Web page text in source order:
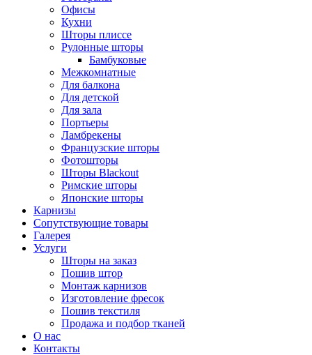
Офисы
Кухни
Шторы плиссе
Рулонные шторы
Бамбуковые
Межкомнатные
Для балкона
Для детской
Для зала
Портьеры
Ламбрекены
Французские шторы
Фотошторы
Шторы Blackout
Римские шторы
Японские шторы
Карнизы
Сопутствующие товары
Галерея
Услуги
Шторы на заказ
Пошив штор
Монтаж карнизов
Изготовление фресок
Пошив текстиля
Продажа и подбор тканей
О нас
Контакты